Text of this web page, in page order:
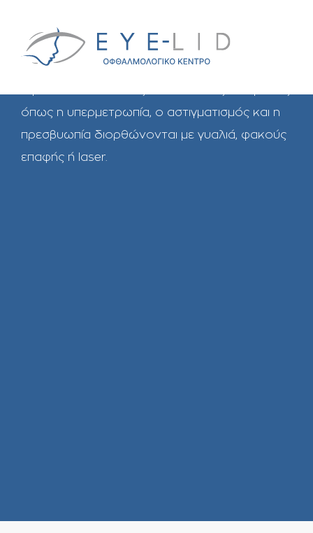
Laser
όπως η υπερμετρωπία, ο αστιγματισμός και η
πρεσβυωπία διορθώνονται με γυαλιά, φακούς
επαφής ή laser.